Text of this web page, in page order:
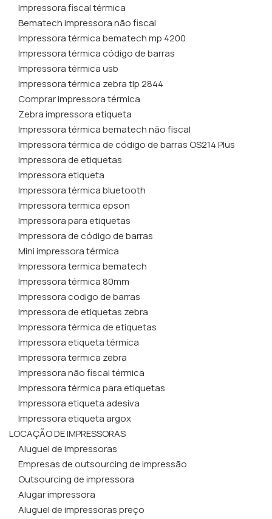
Impressora fiscal térmica
Bematech impressora não fiscal
Impressora térmica bematech mp 4200
Impressora térmica código de barras
Impressora térmica usb
Impressora térmica zebra tlp 2844
Comprar impressora térmica
Zebra impressora etiqueta
Impressora térmica bematech não fiscal
Impressora térmica de código de barras OS214 Plus
Impressora de etiquetas
Impressora etiqueta
Impressora térmica bluetooth
Impressora termica epson
Impressora para etiquetas
Impressora de código de barras
Mini impressora térmica
Impressora termica bematech
Impressora térmica 80mm
Impressora codigo de barras
Impressora de etiquetas zebra
Impressora térmica de etiquetas
Impressora etiqueta térmica
Impressora termica zebra
Impressora não fiscal térmica
Impressora térmica para etiquetas
Impressora etiqueta adesiva
Impressora etiqueta argox
LOCAÇÃO DE IMPRESSORAS
Aluguel de impressoras
Empresas de outsourcing de impressão
Outsourcing de impressora
Alugar impressora
Aluguel de impressoras preço